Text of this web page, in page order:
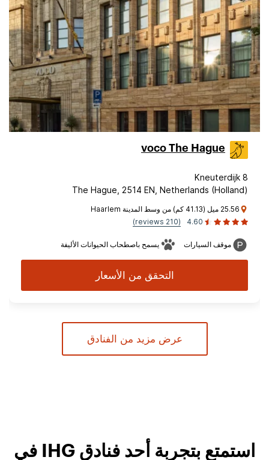
voco The Hague
Kneuterdijk 8
The Hague, 2514 EN, Netherlands (Holland)
25.56 ميل (41.13 كم) من وسط المدينة Haarlem
4.60
(210 reviews)
موقف السيارات يسمح باصطحاب الحيوانات الأليفة
التحقق من الأسعار
عرض مزيد من الفنادق
استمتع بتجربة أحد فنادق IHG في